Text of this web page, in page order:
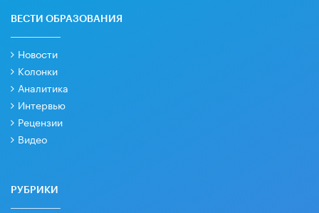
ВЕСТИ ОБРАЗОВАНИЯ
Новости
Колонки
Аналитика
Интервью
Рецензии
Видео
РУБРИКИ